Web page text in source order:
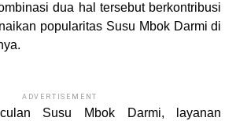
dua hal tersebut berkontribusi
popularitas Susu Mbok Darmi di
ADVERTISEMENT
Susu Mbok Darmi, layanan